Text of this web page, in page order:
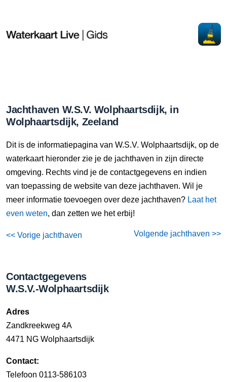
Jachthaven W.S.V. Wolphaartsdijk, in
Wolphaartsdijk, Zeeland
Dit is de informatiepagina van W.S.V. Wolphaartsdijk, op de
waterkaart hieronder zie je de jachthaven in zijn directe
omgeving. Rechts vind je de contactgegevens en indien
van toepassing de website van deze jachthaven. Wil je
meer informatie toevoegen over deze jachthaven? Laat het
even weten, dan zetten we het erbij!
<< Vorige jachthaven Volgende jachthaven >>
Contactgegevens
W.S.V.-Wolphaartsdijk
Adres
Zandkreekweg 4A
4471 NG Wolphaartsdijk
Contact:
Telefoon 0113-586103